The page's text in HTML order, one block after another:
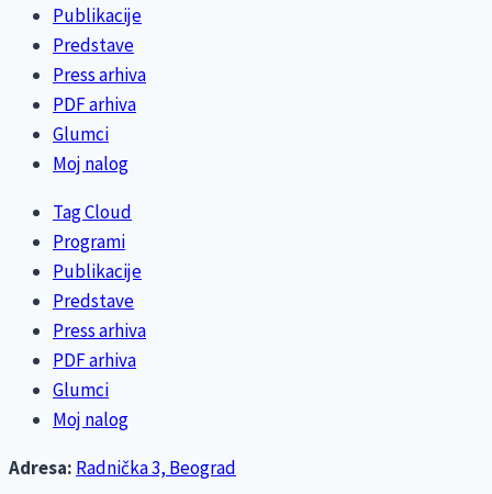
Publikacije
Predstave
Press arhiva
PDF arhiva
Glumci
Moj nalog
Tag Cloud
Programi
Publikacije
Predstave
Press arhiva
PDF arhiva
Glumci
Moj nalog
Adresa: Radnička 3, Beograd